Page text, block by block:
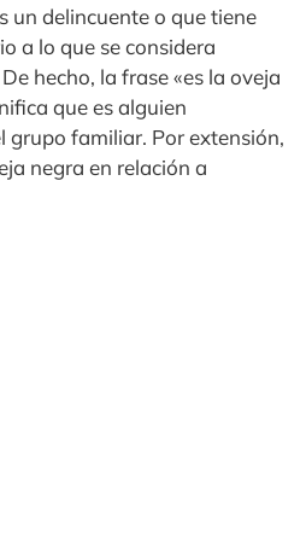
un delincuente o que tiene
a lo que se considera
hecho, la frase «es la oveja
que es alguien
grupo familiar. Por extensión,
negra en relación a